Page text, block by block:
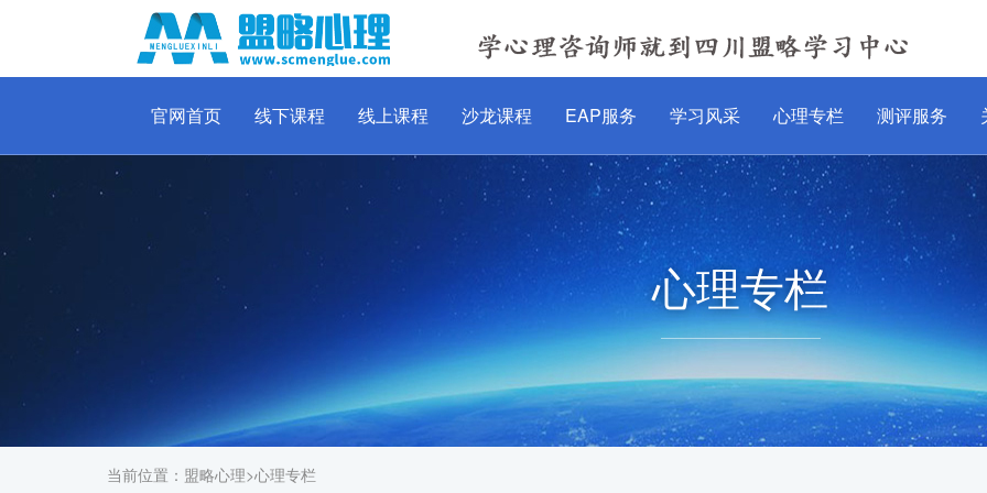
官网首页 线下课程 线上课程 沙龙课程 EAP服务 学习风采 心理专栏 测评服务
心理专栏
当前位置： 盟略心理>心理专栏